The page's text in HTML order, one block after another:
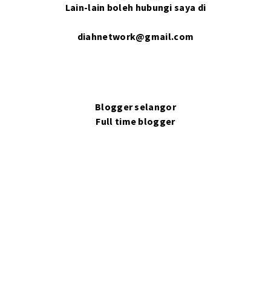
Lain-lain boleh hubungi saya di
diahnetwork@gmail.com
Blogger selangor
Full time blogger